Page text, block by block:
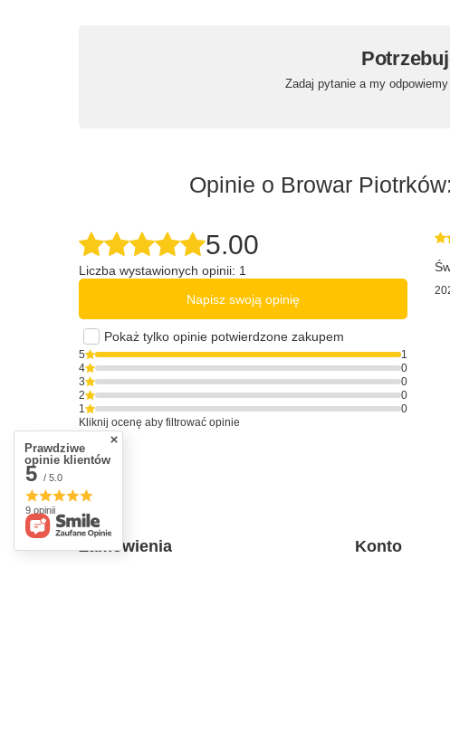
Zadaj pytanie a my
Opinie o Browar
5.00
Liczba wystawionych opinii: 1
Napisz swoją opinię
Pokaż tylko opinie potwierdzone zakupem
5
1
4
0
3
0
2
0
1
0
Kliknij ocenę aby filtrować opinie
Zamówienia Konto
Prawdziwe
opinie klientów
5 / 5.0
9 opinii